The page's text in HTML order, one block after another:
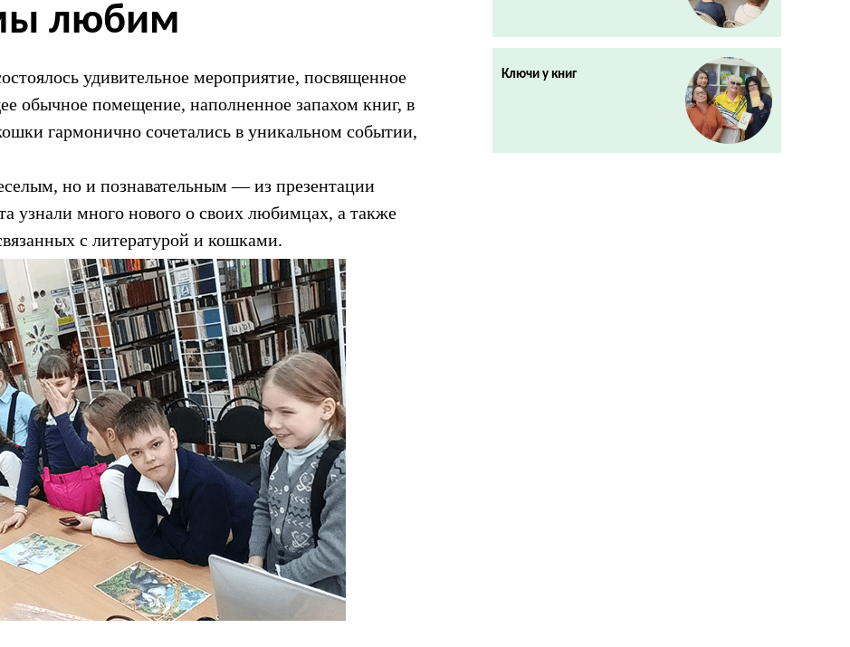
любим
удивительное мероприятие, посвященное
обычное помещение, наполненное запахом книг, в
гармонично сочетались в уникальном событии,
но и познавательным — из презентации
узнали много нового о своих любимцах, а также
с литературой и кошками.
Ключи у книг